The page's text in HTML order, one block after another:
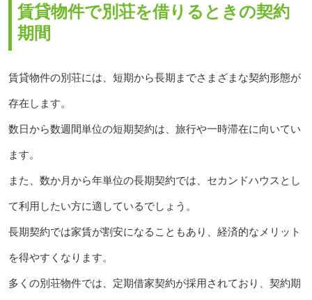
賃貸物件で別荘を借りるときの契約
期間
賃貸物件の別荘には、短期から長期までさまざまな契約形態が
存在します。
数日から数週間単位の短期契約は、旅行や一時滞在に向いてい
ます。
また、数か月から年単位の長期契約では、セカンドハウスとし
て利用したい方に適しているでしょう。
長期契約では家賃が割安になることもあり、経済的なメリット
を得やすくなります。
多くの別荘物件では、定期借家契約が採用されており、契約期